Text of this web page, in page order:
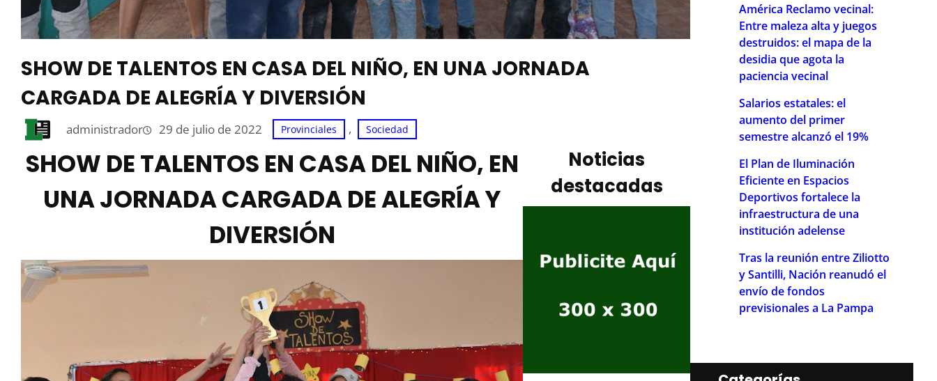
SHOW DE TALENTOS EN CASA DEL NIÑO, EN UNA JORNADA
CARGADA DE ALEGRÍA Y DIVERSIÓN
administrador 29 de julio de 2022 Provinciales , Sociedad
SHOW DE TALENTOS EN CASA DEL NIÑO, EN
UNA JORNADA CARGADA DE ALEGRÍA Y
DIVERSIÓN
Noticias
destacadas
América Reclamo vecinal:
Entre maleza alta y juegos
destruidos: el mapa de la
desidia que agota la
paciencia vecinal
Salarios estatales: el
aumento del primer
semestre alcanzó el 19%
El Plan de Iluminación
Eficiente en Espacios
Deportivos fortalece la
infraestructura de una
institución adelense
Tras la reunión entre Ziliotto
y Santilli, Nación reanudó el
envío de fondos
previsionales a La Pampa